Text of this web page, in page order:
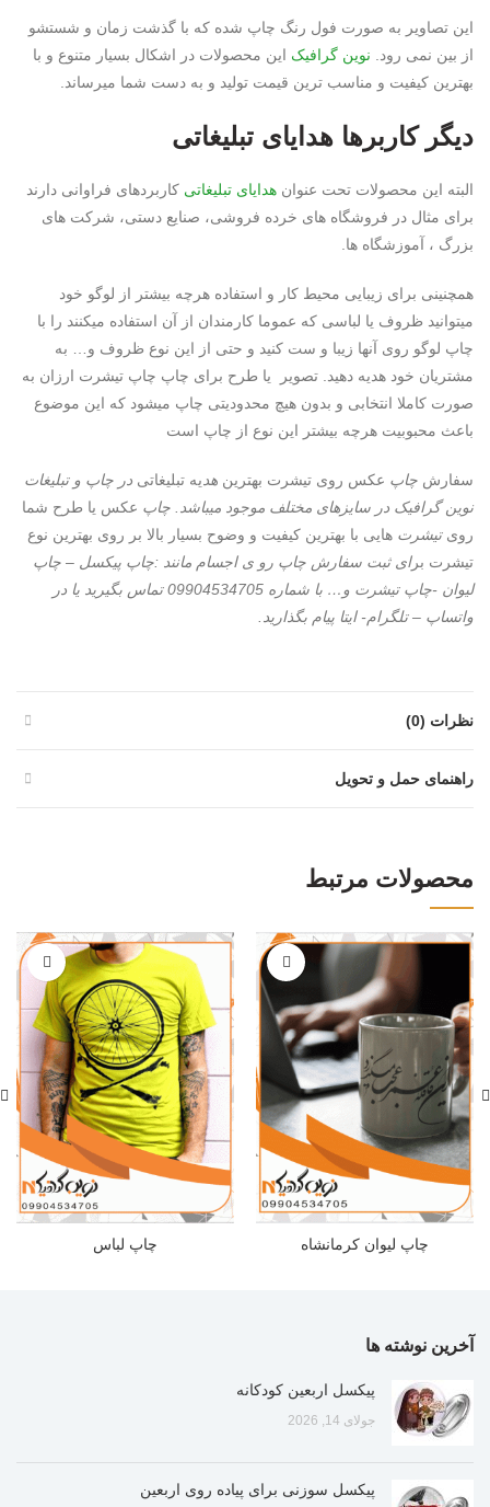
این تصاویر به صورت فول رنگ چاپ شده که با گذشت زمان و شستشو
از بین نمی رود. نوین گرافیک این محصولات در اشکال بسیار متنوع و با
بهترین کیفیت و مناسب ترین قیمت تولید و به دست شما میرساند.
دیگر کاربرها هدایای تبلیغاتی
البته این محصولات تحت عنوان هدایای تبلیغاتی کاربردهای فراوانی دارند
برای مثال در فروشگاه های خرده فروشی، صنایع دستی، شرکت های
بزرگ ، آموزشگاه ها.
همچنینی برای زیبایی محیط کار و استفاده هرچه بیشتر از لوگو خود
میتوانید ظروف یا لباسی که عموما کارمندان از آن استفاده میکنند را با
چاپ لوگو روی آنها زیبا و ست کنید و حتی از این نوع ظروف و… به
مشتریان خود هدیه دهید. تصویر یا طرح برای چاپ چاپ تیشرت ارزان به
صورت کاملا انتخابی و بدون هیچ محدودیتی چاپ میشود که این موضوع
باعث محبوبیت هرچه بیشتر این نوع از چاپ است
سفارش چاپ عکس روی تیشرت بهترین هدیه تبلیغاتی در چاپ و تبلیغات
نوین گرافیک در سایزهای مختلف موجود میباشد. چاپ عکس یا طرح شما
رویتیشرت هایی با بهترین کیفیت و وضوح بسیار بالا بر روی بهترین نوع
تیشرت‌ برای ثبت سفارش چاپ رو ی اجسام مانند :چاپ پیکسل – چاپ
لیوان -چاپ تیشرت و… با شماره 09904534705 تماس بگیرید یا در
واتساپ – تلگرام- ایتا پیام بگذارید.
نظرات (0)
راهنمای حمل و تحویل
محصولات مرتبط
چاپ لیوان کرمانشاه چاپ لباس
آخرین نوشته ها
پیکسل اربعین کودکانه
جولای 14, 2026
پیکسل سوزنی برای پیاده روی اربعین